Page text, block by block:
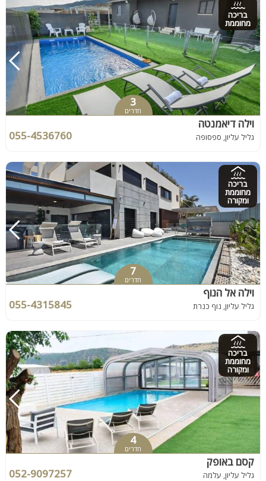
בריכה
מחוממת
3
חדרים
וילה דיאמנטה
גליל עליון, ספסופה 055-4536760
בריכה
מחוממת
ומקורה
7
חדרים
וילה אל הנוף
גליל עליון, נוף כנרת 055-4315845
בריכה
מחוממת
ומקורה
4
חדרים
קסם באופק
גליל עליון, עלמה 052-9097257